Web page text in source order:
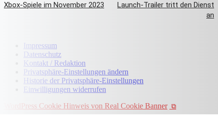
Xbox-Spiele im November 2023
Launch-Trailer tritt den Dienst
an
Impressum
Datenschutz
Kontakt / Redaktion
Privatsphäre-Einstellungen ändern
Historie der Privatsphäre-Einstellungen
Einwilligungen widerrufen
WordPress Cookie Hinweis von Real Cookie Banner